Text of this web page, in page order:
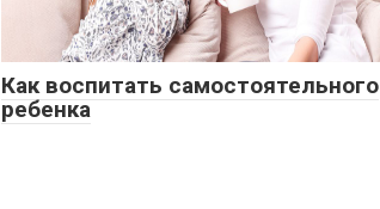
Как воспитать самостоятельного
ребенка